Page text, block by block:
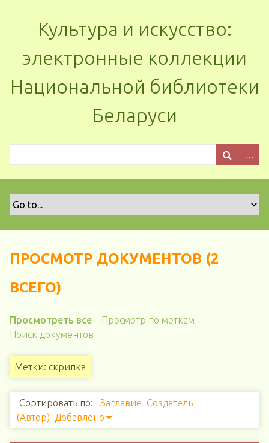
Культура и искусство:
электронные коллекции
Национальной библиотеки
Беларуси
ПРОСМОТР ДОКУМЕНТОВ (2
ВСЕГО)
Просмотреть все
Просмотр по меткам
Поиск документов
Метки: скрипка
Сортировать по: Заглавие Создатель
(Автор)
Добавлено